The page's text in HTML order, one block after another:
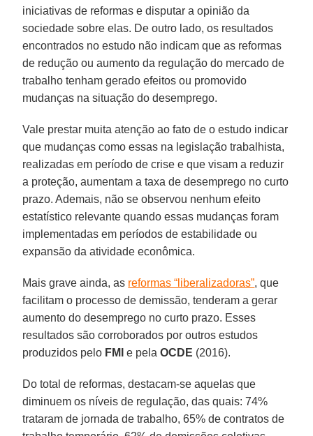
iniciativas de reformas e disputar a opinião da
sociedade sobre elas. De outro lado, os resultados
encontrados no estudo não indicam que as reformas
de redução ou aumento da regulação do mercado de
trabalho tenham gerado efeitos ou promovido
mudanças na situação do desemprego.
Vale prestar muita atenção ao fato de o estudo indicar
que mudanças como essas na legislação trabalhista,
realizadas em período de crise e que visam a reduzir
a proteção, aumentam a taxa de desemprego no curto
prazo. Ademais, não se observou nenhum efeito
estatístico relevante quando essas mudanças foram
implementadas em períodos de estabilidade ou
expansão da atividade econômica.
Mais grave ainda, as reformas “liberalizadoras”, que
facilitam o processo de demissão, tenderam a gerar
aumento do desemprego no curto prazo. Esses
resultados são corroborados por outros estudos
produzidos pelo FMI e pelaOCDE (2016).
Do total de reformas, destacam-se aquelas que
diminuem os níveis de regulação, das quais: 74%
trataram de jornada de trabalho, 65% de contratos de